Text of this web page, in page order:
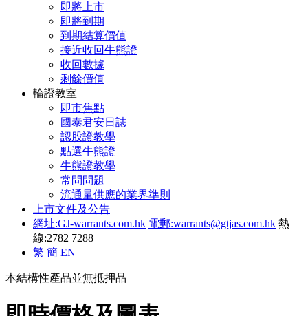
即將上市
即將到期
到期結算價值
接近收回牛熊證
收回數據
剩餘價值
輪證教室
即市焦點
國泰君安日誌
認股證教學
點選牛熊證
牛熊證教學
常問問題
流通量供應的業界準則
上市文件及公告
網址:GJ-warrants.com.hk 電郵:warrants@gtjas.com.hk 熱
線:2782 7288
繁 簡 EN
本結構性產品並無抵押品